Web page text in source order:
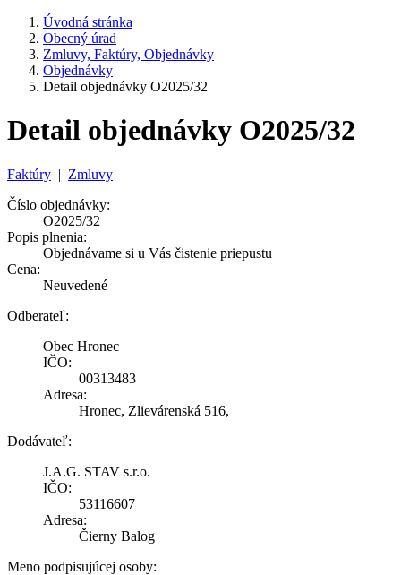
Úvodná stránka
Obecný úrad
Zmluvy, Faktúry, Objednávky
Objednávky
Detail objednávky O2025/32
Detail objednávky O2025/32
Faktúry | Zmluvy
Číslo objednávky:
O2025/32
Popis plnenia:
Objednávame si u Vás čistenie priepustu
Cena:
Neuvedené
Odberateľ:
Obec Hronec
IČO:
00313483
Adresa:
Hronec, Zlievárenská 516,
Dodávateľ:
J.A.G. STAV s.r.o.
IČO:
53116607
Adresa:
Čierny Balog
Meno podpisujúcej osoby: